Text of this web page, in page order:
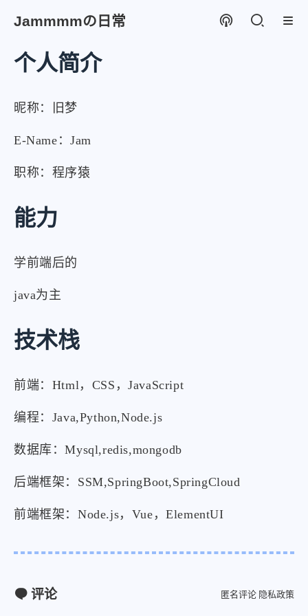
微信
Jammmmの日常
个人简介
昵称：旧梦
E-Name：Jam
职称：程序猿
能力
学前端后的
java为主
技术栈
前端：Html，CSS，JavaScript
编程：Java,Python,Node.js
数据库：Mysql,redis,mongodb
后端框架：SSM,SpringBoot,SpringCloud
前端框架：Node.js，Vue，ElementUI
评论 匿名评论 隐私政策